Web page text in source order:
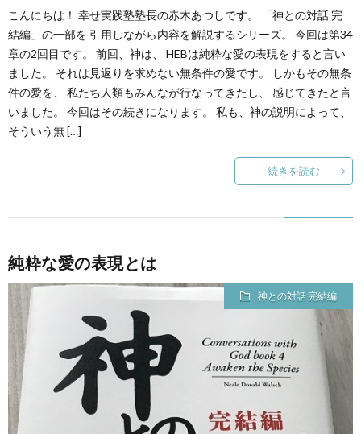
こんにちは！ 幸せ実践塾塾長の赤木あつしです。 「神との対話 完
結編」の一部を 引用しながら内容を解説するシリーズ。 今回は第34
章の2回目です。 前回、神は、 HEBは純粋な愛の表現をすると言い
ました。 それは見返りを求めない無条件の愛です。 しかもその無条
件の愛を、 私たち人類もみんなが行なってきたし、 感じてきたと言
いました。 今回はその続きになります。 私も、神の説明によって、
そういう無 […]
続きを読む
純粋な愛の表現とは
神との対話 完結編